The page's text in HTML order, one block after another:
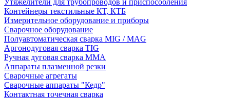
Утяжелители для трубопроводов и приспособления
Контейнеры текстильные КТ, КТБ
Измерительное оборудование и приборы
Сварочное оборудование
Полуавтоматическая сварка MIG / MAG
Аргонодуговая сварка TIG
Ручная дуговая сварка ММА
Аппараты плазменной резки
Сварочные агрегаты
Сварочные аппараты "Кедр"
Контактная точечная сварка